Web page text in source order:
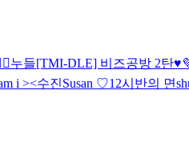
누들[TMI-DLE] 비즈공방 2탄
i ><수진Susan ♡12시반의 면